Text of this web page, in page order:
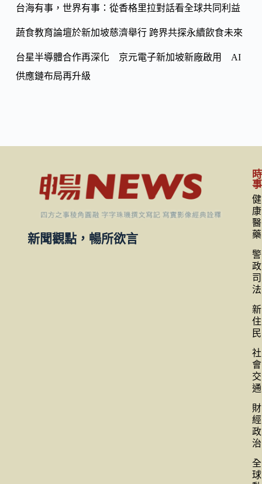
台海有事，世界有事：從香格里拉對話看全球共同利益
蔬食教育論壇於新加坡慈濟舉行 跨界共探永續飲食未來
台星半導體合作再深化 京元電子新加坡新廠啟用 AI
供應鏈布局再升級
新聞觀點，暢所欲言
時
事
健
康
醫
藥
警
政
司
法
新
住
民
社
會
交
通
財
經
政
治
全
球